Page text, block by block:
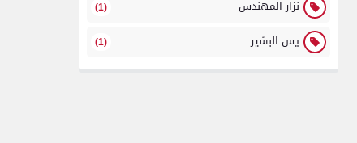
نزار المهندس (1)
يس البشير (1)